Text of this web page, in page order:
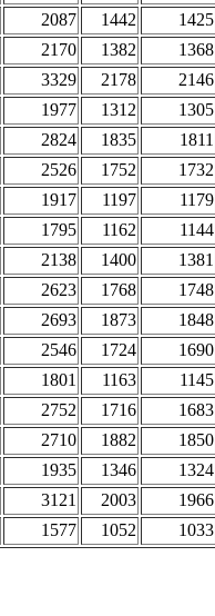
2087 1442 1425
2170 1382 1368
3329 2178 2146
1977 1312 1305
2824 1835 1811
2526 1752 1732
1917 1197 1179
1795 1162 1144
2138 1400 1381
2623 1768 1748
2693 1873 1848
2546 1724 1690
1801 1163 1145
2752 1716 1683
2710 1882 1850
1935 1346 1324
3121 2003 1966
1577 1052 1033